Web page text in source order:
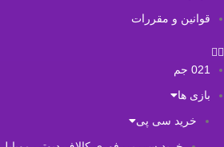
قوانین و مقررات
021 جم
بازی ها
خرید سی پی